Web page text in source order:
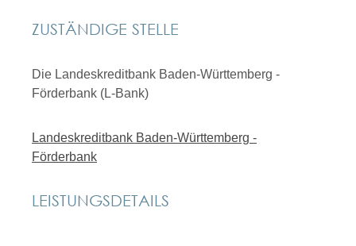
ZUSTÄNDIGE STELLE
Die Landeskreditbank Baden-Württemberg -
Förderbank (L-Bank)
Landeskreditbank Baden-Württemberg -
Förderbank
LEISTUNGSDETAILS